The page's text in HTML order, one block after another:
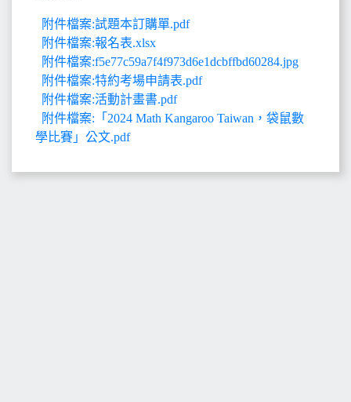
附件檔案:試題本訂購單.pdf
附件檔案:報名表.xlsx
附件檔案:f5e77c59a7f4f973d6e1dcbffbd60284.jpg
附件檔案:特約考場申請表.pdf
附件檔案:活動計畫書.pdf
附件檔案:「2024 Math Kangaroo Taiwan，袋鼠數
學比賽」公文.pdf